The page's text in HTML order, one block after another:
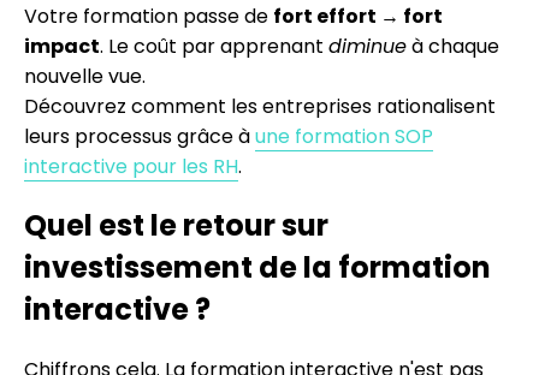
Votre formation passe de fort effort → fort
impact. Le coût par apprenant diminueà chaque
nouvelle vue.
Découvrez comment les entreprises rationalisent
leurs processus grâce àune formation SOP
interactive pour les RH.
Quel est le retour sur
investissement de la formation
interactive ?